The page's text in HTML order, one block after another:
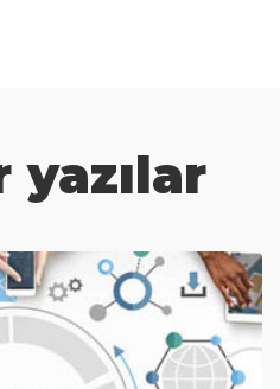
yazılar